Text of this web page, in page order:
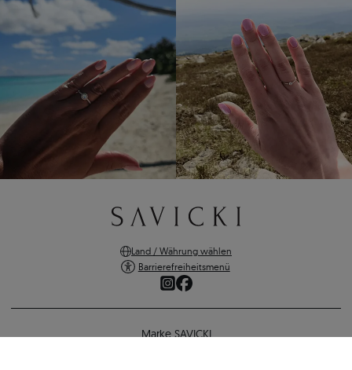
Land / Währung wählen
Barrierefreiheitsmenü
Marke SAVICKI